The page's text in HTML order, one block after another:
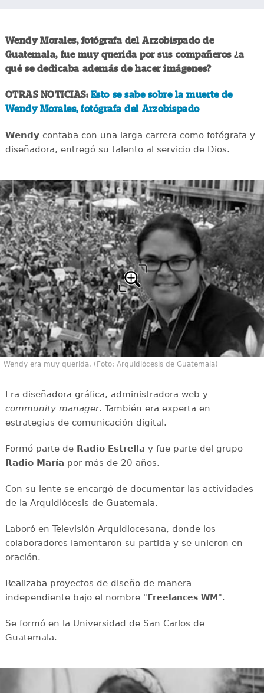
Wendy Morales, fotógrafa del Arzobispado de
Guatemala, fue muy querida por sus compañeros ¿a
qué se dedicaba además de hacer imágenes?
OTRAS NOTICIAS: Esto se sabe sobre la muerte de
Wendy Morales, fotógrafa del Arzobispado
Wendycontaba con una larga carrera como fotógrafa y
diseñadora, entregó su talento al servicio de Dios.
Wendy era muy querida. (Foto: Arquidiócesis de Guatemala)
Era diseñadora gráfica, administradora web y
community manager. También era experta en
estrategias de comunicación digital.
Formó parte de Radio Estrella y fue parte del grupo
Radio María por más de 20 años.
Con su lente se encargó de documentar las actividades
de la Arquidiócesis de Guatemala.
Laboró en Televisión Arquidiocesana, donde los
colaboradores lamentaron su partida y se unieron en
oración.
Realizaba proyectos de diseño de manera
independiente bajo el nombre "Freelances WM".
Se formó en la Universidad de San Carlos de
Guatemala.